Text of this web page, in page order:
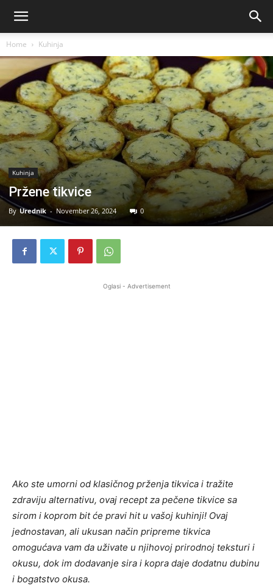
Home Kuhinja
Kuhinja
Pržene tikvice
By Urednik - November 26, 2024 0
Oglasi - Advertisement
Ako ste umorni od klasičnog prženja tikvica i tražite
zdraviju alternativu, ovaj recept za pečene tikvice sa
sirom i koprom bit će pravi hit u vašoj kuhinji! Ovaj
jednostavan, ali ukusan način pripreme tikvica
omogućava vam da uživate u njihovoj prirodnoj teksturi i
okusu, dok im dodavanje sira i kopra daje dodatnu dubinu
i bogatstvo okusa.